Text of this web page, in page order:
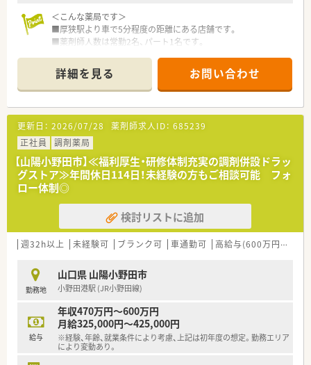
＜こんな薬局です＞
■厚狭駅より車で5分程度の距離にある店舗です。
■薬剤師人数は常勤2名、パート1名です。
＜業務内容＞
■近隣クリニックより眼科をメインに、内科や小児科等幅広い処
方を応需しています。
■処方箋枚数は約80枚/日です。
＜研修制度＞
■現場の先輩薬剤師より指導を受けて頂きます。
＜法人特徴＞
■山陽小野田市・山口市・下関市に1店舗ずつ展開している調剤薬
局です。
■社長も薬剤師として現場でご活躍されています。
■週32時間の時短正社員の対応もあり、ライフイベントにあわ
せた勤務体制が整っています。
■地域に根付いた調剤薬局で働きたい方
■残業少なめでメリハリをつけて働きたい方
詳細を見る お問い合わせ
更新日： 2026/07/28 薬剤師求人ID： 685239
正社員
調剤薬局
【山陽小野田市】≪福利厚生・研修体制充実の調剤併設ドラッ
グストア≫年間休日114日！未経験の方もご相談可能 フォ
ロー体制◎
検討リストに追加
週32h以上 未経験可 ブランク可 車通勤可 高給与(600万円以上)
勤務地
山口県 山陽小野田市
小野田港駅 (JR小野田線)
給与
年収470万円～600万円
月給325,000円～425,000円
※経験、年齢、就業条件により考慮、上記は初年度の想定。勤務エリア
により変動あり。